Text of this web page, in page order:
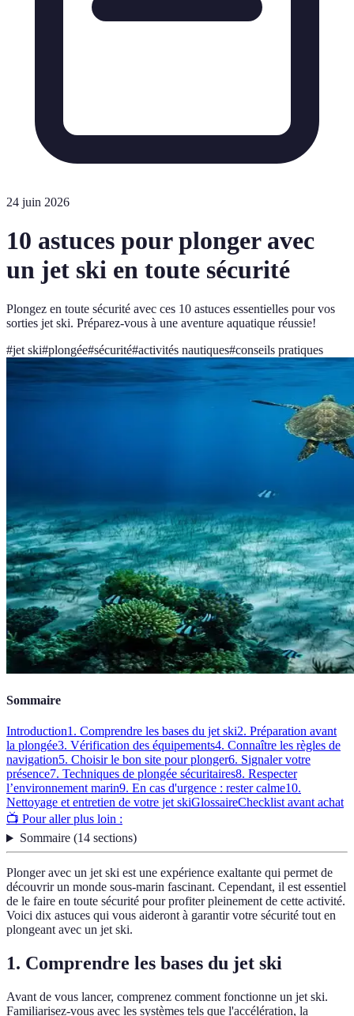
24 juin 2026
10 astuces pour plonger avec
un jet ski en toute sécurité
Plongez en toute sécurité avec ces 10 astuces essentielles pour vos
sorties jet ski. Préparez-vous à une aventure aquatique réussie!
#jet ski#plongée#sécurité#activités nautiques#conseils pratiques
Sommaire
Introduction1. Comprendre les bases du jet ski2. Préparation avant
la plongée3. Vérification des équipements4. Connaître les règles de
navigation5. Choisir le bon site pour plonger6. Signaler votre
présence7. Techniques de plongée sécuritaires8. Respecter
l’environnement marin9. En cas d'urgence : rester calme10.
Nettoyage et entretien de votre jet skiGlossaireChecklist avant achat
📺 Pour aller plus loin :
Sommaire(14 sections)
Plonger avec un jet ski est une expérience exaltante qui permet de
découvrir un monde sous-marin fascinant. Cependant, il est essentiel
de le faire en toute sécurité pour profiter pleinement de cette activité.
Voici dix astuces qui vous aideront à garantir votre sécurité tout en
plongeant avec un jet ski.
1. Comprendre les bases du jet ski
Avant de vous lancer, comprenez comment fonctionne un jet ski.
Familiarisez-vous avec les systèmes tels que l'accélération, la